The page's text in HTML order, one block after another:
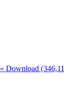
» Download